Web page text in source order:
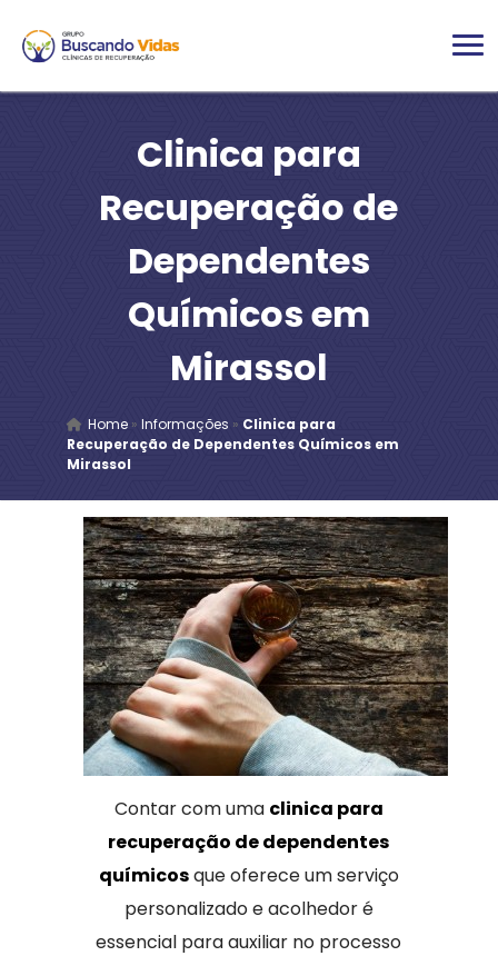
Clinica para
Recuperação de
Dependentes
Químicos em
Mirassol
Home» Informações » Clinica para
Recuperação de Dependentes Químicos em
Mirassol
Contar com uma clinica para
recuperação de dependentes
químicosque oferece um serviço
personalizado e acolhedor é
essencial para auxiliar no processo